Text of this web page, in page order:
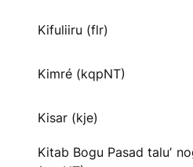
Kifuliiru (flr)
Kimré (kqpNT)
Kisar (kje)
Kitab Bogu Pasad taluʼ